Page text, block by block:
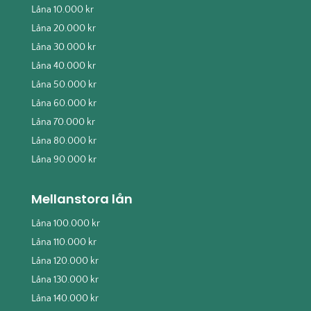
Låna 10.000 kr
Låna 20.000 kr
Låna 30.000 kr
Låna 40.000 kr
Låna 50.000 kr
Låna 60.000 kr
Låna 70.000 kr
Låna 80.000 kr
Låna 90.000 kr
Mellanstora lån
Låna 100.000 kr
Låna 110.000 kr
Låna 120.000 kr
Låna 130.000 kr
Låna 140.000 kr